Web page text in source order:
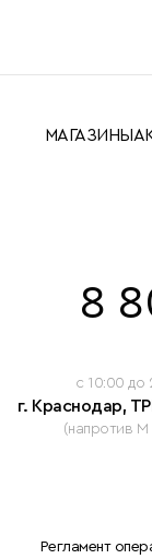
МАГАЗИНЫ
8
c 10:00 до
г. Краснодар,
(напротив М
Регламент